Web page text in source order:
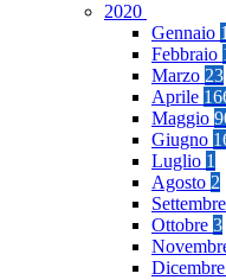
2020
Gennaio
Febbraio
Marzo 23
Aprile
Maggio
Giugno
Luglio 1
Agosto 2
Settembre
Ottobre 3
Dicembre